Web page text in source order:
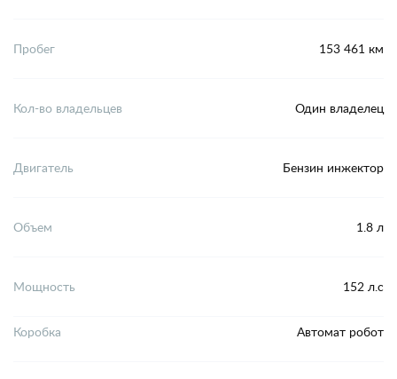
Пробег 153 461 км
Кол-во владельцев Один владелец
Двигатель Бензин инжектор
Объем 1.8 л
Мощность 152 л.с
Коробка Автомат робот